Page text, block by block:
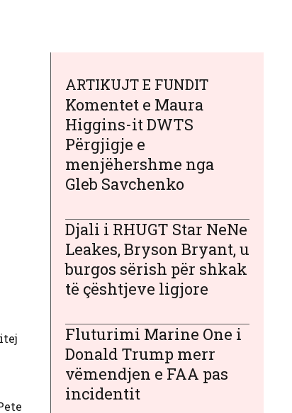
ARTIKUJT E FUNDIT
Komentet e Maura
Higgins-it DWTS
Përgjigje e
menjëhershme nga
Gleb Savchenko
Djali i RHUGT Star NeNe
Leakes, Bryson Bryant, u
burgos sërish për shkak
të çështjeve ligjore
Fluturimi Marine One i
Donald Trump merr
vëmendjen e FAA pas
incidentit